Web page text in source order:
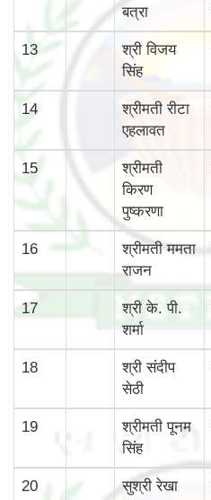
बत्रा
13
श्री विजय
सिंह
14
श्रीमती रीटा
एहलावत
15
श्रीमती
किरण
पुष्करणा
16
श्रीमती ममता
राजन
17
श्री के. पी.
शर्मा
18
श्री संदीप
सेठी
19
श्रीमती पूनम
सिंह
20 सुश्री रेखा